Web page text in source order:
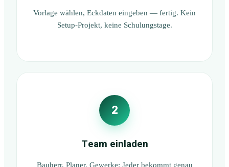
Vorlage wählen, Eckdaten eingeben — fertig. Kein
Setup-Projekt, keine Schulungstage.
2
Team einladen
Bauherr, Planer, Gewerke: Jeder bekommt genau